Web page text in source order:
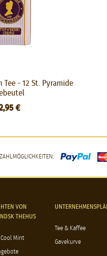
Tee - 12 St. Pyramide
€
VON
THEHUS
Mint
Tee & Kaffee
Gavekurve